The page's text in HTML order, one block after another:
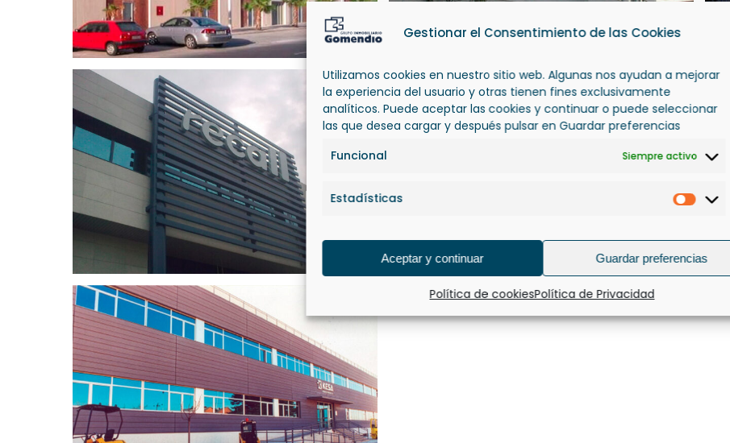
Gestionar el Consentimiento de las Cookies
Utilizamos cookies en nuestro sitio web. Algunas nos ayudan a mejorar
la experiencia del usuario y otras tienen fines exclusivamente
analíticos. Puede aceptar las cookies y continuar o puede seleccionar
las que desea cargar y después pulsar en Guardar preferencias
Funcional
Siempre activo
Estadísticas
Aceptar y continuar Guardar preferencias
Política de cookiesPolítica de Privacidad